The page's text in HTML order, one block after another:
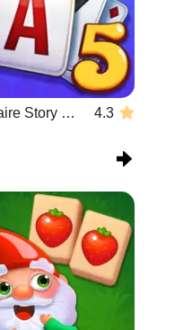
Solitaire Story TriPeaks 5 4.3